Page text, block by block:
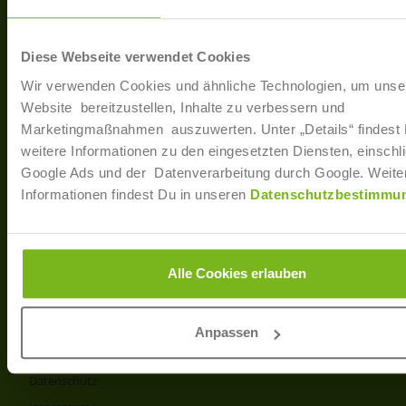
Diese Webseite verwendet Cookies
Wir verwenden Cookies und ähnliche Technologien, um
Website bereitzustellen, Inhalte zu verbessern und
Marketingmaßnahmen auszuwerten. Unter „Details“ findest
weitere Informationen zu den eingesetzten Diensten,
Google Ads und der Datenverarbeitung durch Google.
Informationen findest Du in unseren
Alle Cookies erlauben
Anpassen
40233 Düsseldorf
T: +49 (0)211 / 866 68 - 13
E-Mail: info@joborama.de
Über Uns
Veranstaltungen
Ansprechpartner
Partner
Produkt- und Preisliste
Disclaimer